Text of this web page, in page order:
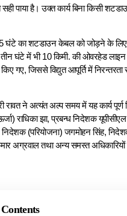
सही पाया है।उक्त कार्य बिना किसी
घंटे का शटडाउन केबल को जोड़ने के लिए
घंटे में भी10 किमी. की ओवरहेड
किए गए, जिससे विद्युत आपूर्ति में
रावत ने अत्यंत अल्प समय में यह कार्य पूर्ण
राधिका झा, प्रबन्ध निदेशक
(परियोजना) जगमोहन सिंह,
अग्रवाल तथा अन्य समस्त अधिकारियों
Contents